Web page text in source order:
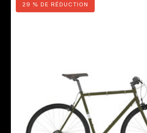
29 % DE RÉDUCTION